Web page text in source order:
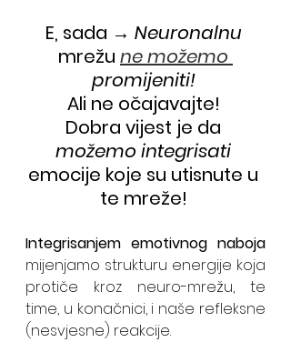
E, sada → Neuronalnu
mrežu ne možemo
promijeniti!
Ali ne očajavajte!
Dobra vijest je da
možemo integrisati
emocije koje su utisnute u
te mreže!
Integrisanjem emotivnog naboja
mijenjamo strukturu energije koja
protiče kroz neuro-mrežu, te
time, u konačnici, i naše refleksne
(nesvjesne) reakcije.